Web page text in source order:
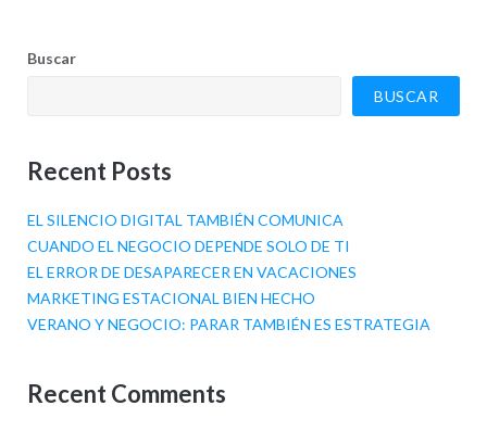
Buscar
BUSCAR
Recent Posts
EL SILENCIO DIGITAL TAMBIÉN COMUNICA
CUANDO EL NEGOCIO DEPENDE SOLO DE TI
EL ERROR DE DESAPARECER EN VACACIONES
MARKETING ESTACIONAL BIEN HECHO
VERANO Y NEGOCIO: PARAR TAMBIÉN ES ESTRATEGIA
Recent Comments